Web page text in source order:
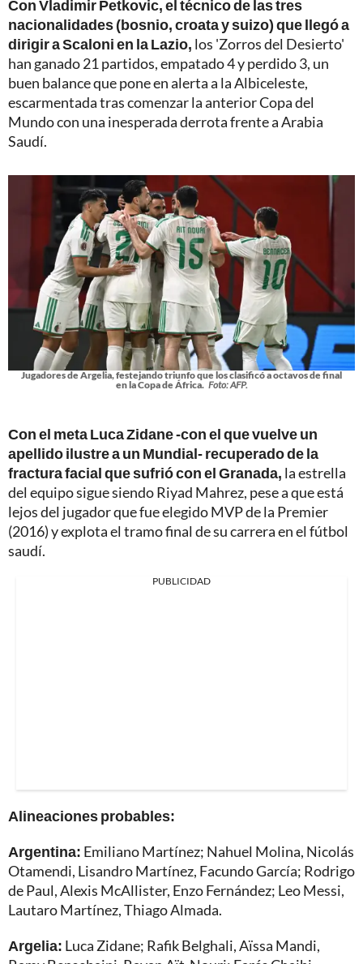
Con Vladimir Petkovic, el técnico de las tres
nacionalidades (bosnio, croata y suizo) que llegó a
dirigir a Scaloni en la Lazio, los 'Zorros del Desierto'
han ganado 21 partidos, empatado 4 y perdido 3, un
buen balance que pone en alerta a la Albiceleste,
escarmentada tras comenzar la anterior Copa del
Mundo con una inesperada derrota frente a Arabia
Saudí.
Jugadores de Argelia, festejando triunfo que los clasificó a octavos de final
en la Copa de África. Foto: AFP.
Con el meta Luca Zidane -con el que vuelve un
apellido ilustre a un Mundial- recuperado de la
fractura facial que sufrió con el Granada, la estrella
del equipo sigue siendo Riyad Mahrez, pese a que está
lejos del jugador que fue elegido MVP de la Premier
(2016) y explota el tramo final de su carrera en el fútbol
saudí.
PUBLICIDAD
Alineaciones probables:
Argentina: Emiliano Martínez; Nahuel Molina, Nicolás
Otamendi, Lisandro Martínez, Facundo García; Rodrigo
de Paul, Alexis McAllister, Enzo Fernández; Leo Messi,
Lautaro Martínez, Thiago Almada.
Argelia: Luca Zidane; Rafik Belghali, Aïssa Mandi,